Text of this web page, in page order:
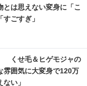
は思えない変身に「こ
ごすぎ」
くせ毛＆ヒゲモジャの
囲気に大変身で120万
い」